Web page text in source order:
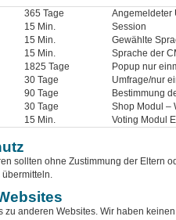
365 Tage
Angemeldeter
15 Min.
Session
15 Min.
Gewählte
15 Min.
Sprache der
1825 Tage
Popup nur
30 Tage
Umfrage/nur
90 Tage
Bestimmung
30 Tage
Shop Modul –
15 Min. Voting Modul
sollten ohne Zustimmung der Eltern
zu anderen Websites. Wir haben